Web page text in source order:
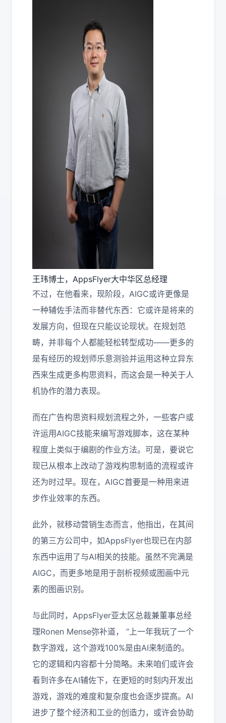
王玮博士，AppsFlyer大中华区总经理
不过，在他看来，现阶段，AIGC或许更像是
一种辅佐手法而非替代东西：它或许是将来的
发展方向，但现在只能议论现状。在规划范
畴，并非每个人都能轻松转型成功——更多的
是有经历的规划师乐意测验并运用这种立异东
西来生成更多构思资料，而这会是一种关于人
机协作的潜力表现。
而在广告构思资料规划流程之外，一些客户或
许运用AIGC技能来编写游戏脚本，这在某种
程度上类似于编剧的作业方法。可是，要说它
现已从根本上改动了游戏构思制造的流程或许
还为时过早。现在，AIGC首要是一种用来进
步作业效率的东西。
此外，就移动营销生态而言，他指出，在其间
的第三方公司中，如AppsFlyer也现已在内部
东西中运用了与AI相关的技能。虽然不完满是
AIGC，而更多地是用于剖析视频或图画中元
素的图画识别。
与此同时，AppsFlyer亚太区总裁兼董事总经
理Ronen Mense弥补道， “上一年我玩了一个
数字游戏，这个游戏100%是由AI来制造的。
它的逻辑和内容都十分简略。未来咱们或许会
看到许多在AI辅佐下，在更短的时刻内开发出
游戏，游戏的难度和复杂度也会逐步提高。AI
进步了整个经济和工业的创造力，或许会协助